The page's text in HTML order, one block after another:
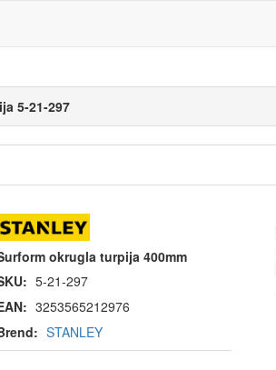
5-21-297
okrugla turpija 400mm
5-21-297
3253565212976
STANLEY